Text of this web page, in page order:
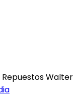
Walter